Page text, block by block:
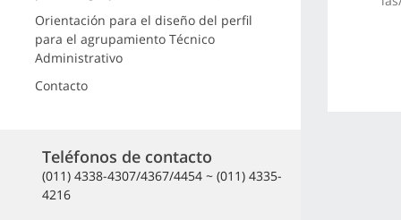
Orientación para el diseño del perfil
para el agrupamiento Técnico
Administrativo
Contacto
Teléfonos de contacto
(011) 4338-4307/4367/4454 ~ (011) 4335-
4216